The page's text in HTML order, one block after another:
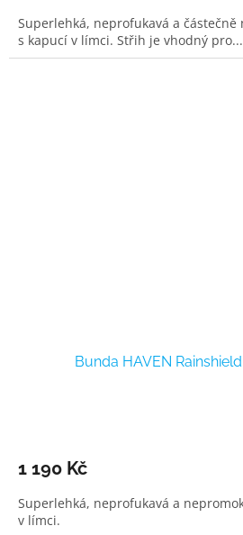
Superlehká, neprofukavá a částečně
s kapucí v límci. Střih je vhodný pro...
Bunda HAVEN
1 190 Kč
Superlehká, neprofukavá a
v límci.